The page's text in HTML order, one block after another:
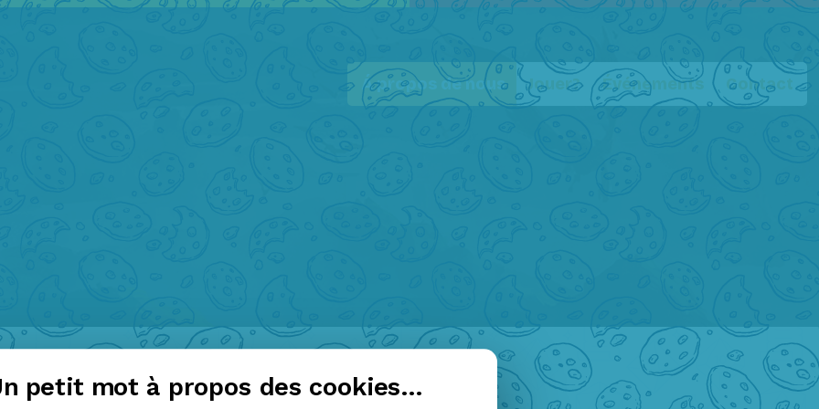
Á propos de nous Jouer? Événements Contact
petit mot à propos des cookies...